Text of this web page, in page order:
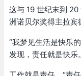
这与 19 世纪末到
洲诺贝尔奖得主拉宾
“我梦见生活是快乐
发现，责任就是快乐